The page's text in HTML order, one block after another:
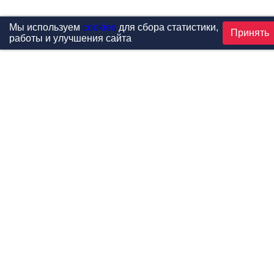
Мы используем cookiesдля сбора статистики,
работы и улучшения сайта
Принять